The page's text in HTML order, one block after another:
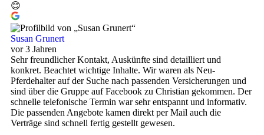
😊
Susan Grunert
vor 3 Jahren
Sehr freundlicher Kontakt, Auskünfte sind detailliert und
konkret. Beachtet wichtige Inhalte. Wir waren als Neu-
Pferdehalter auf der Suche nach passenden Versicherungen und
sind über die Gruppe auf Facebook zu Christian gekommen. Der
schnelle telefonische Termin war sehr entspannt und informativ.
Die passenden Angebote kamen direkt per Mail auch die
Verträge sind schnell fertig gestellt gewesen.